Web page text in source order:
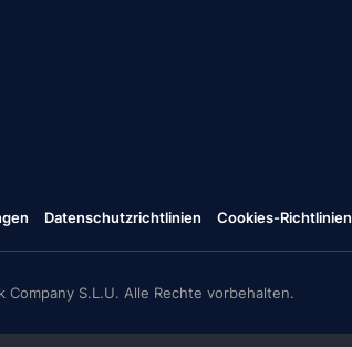
Datenschutzrichtlinien Cookies-Richtlinien
S.L.U. Alle Rechte vorbehalten.